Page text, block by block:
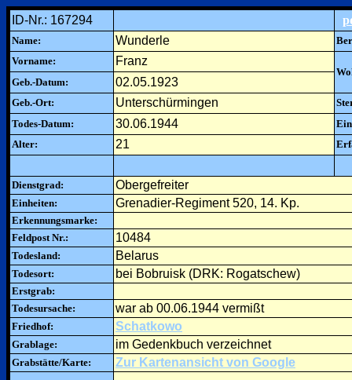
ID-Nr.: 167294
Name: Wunderle
Vorname:
Franz
Geb.-Datum:
02.05.1923
Geb.-Ort: Unterschürmingen
Todes-Datum:
30.06.1944
Alter:
21
Dienstgrad: Obergefreiter
Einheiten: Grenadier-Regiment 520, 14. Kp.
Erkennungsmarke:
Feldpost Nr.:
10484
Todesland: Belarus
Todesort: bei Bobruisk (DRK: Rogatschew)
Erstgrab:
Todesursache:
war ab 00.06.1944 vermißt
Friedhof: Schatkowo
Grablage: im Gedenkbuch verzeichnet
Grabstätte/Karte: Zur Kartenansicht von Google